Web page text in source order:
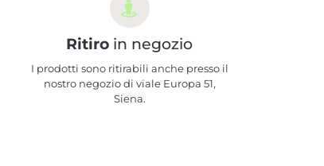
Ritiro in negozio
I prodotti sono ritirabili anche presso il
nostro negozio di viale Europa 51,
Siena.